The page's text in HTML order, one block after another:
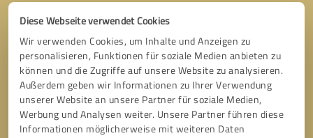
Diese Webseite verwendet Cookies
Wir verwenden Cookies, um Inhalte und Anzeigen zu
personalisieren, Funktionen für soziale Medien anbieten zu
können und die Zugriffe auf unsere Website zu analysieren.
Außerdem geben wir Informationen zu Ihrer Verwendung
unserer Website an unsere Partner für soziale Medien,
Werbung und Analysen weiter. Unsere Partner führen diese
Informationen möglicherweise mit weiteren Daten